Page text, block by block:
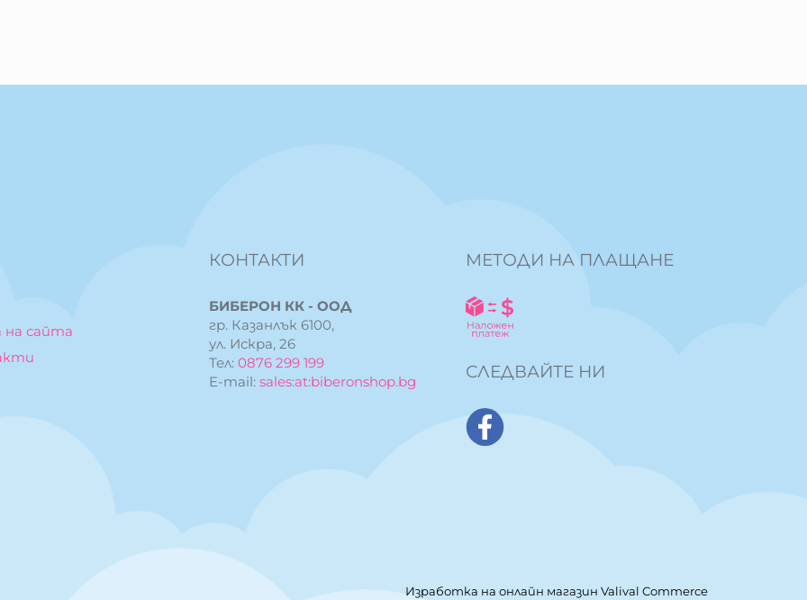
сайта
КОНТАКТИ
БИБЕРОН КК - ООД
гр. Казанлък 6100,
ул. Искра, 26
Тел:0876 299 199
E-mail:sales:at:biberonshop.bg
МЕТОДИ НА ПЛАЩАНЕ
СЛЕДВАЙТЕ НИ
Изработка на онлайн магазин Valival Commerce